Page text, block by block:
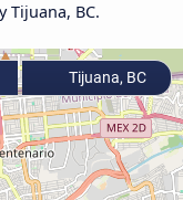
Tijuana, BC.
Tijuana, BC